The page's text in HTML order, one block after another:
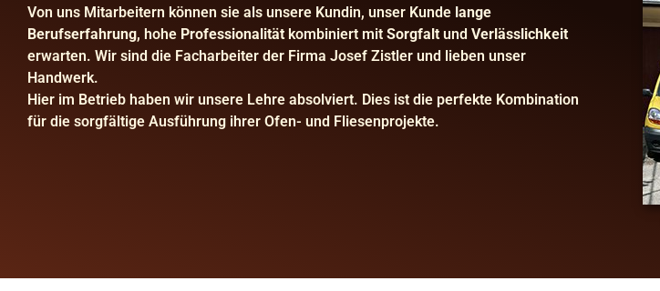
Von uns Mitarbeitern können sie als unsere Kundin, unser Kunde lange
Berufserfahrung, hohe Professionalität kombiniert mit Sorgfalt und Verlässlichkeit
erwarten. Wir sind die Facharbeiter der Firma Josef Zistler und lieben unser
Handwerk.
Hier im Betrieb haben wir unsere Lehre absolviert. Dies ist die perfekte Kombination
für die sorgfältige Ausführung ihrer Ofen- und Fliesenprojekte.